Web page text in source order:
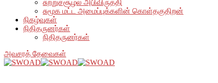
சுற்றுச்சூழல் அபிவிருத்தி
சுமூக மட்ட அமைப்புக்களின் கொள்தகுதிறன்
நிகழ்வுகள்
நிதிதருனர்கள்
நிதிதருனர்கள்
அவசரத் தேவைகள்